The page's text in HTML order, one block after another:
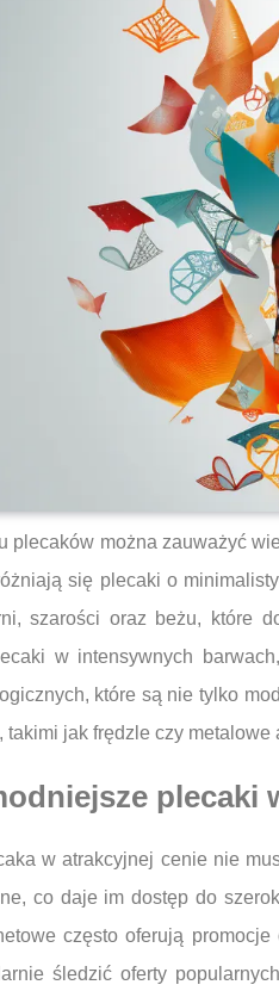
plecaków można zauważyć
się plecaki o
szarości oraz beżu, które
w intensywnych
które są nie tylko
jak frędzle czy
plecaki
w atrakcyjnej cenie nie
co daje im dostęp do
często oferują
śledzić oferty